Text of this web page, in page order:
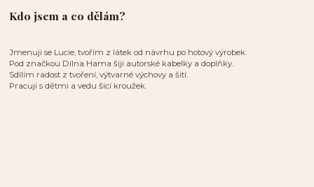
Kdo jsem a co dělám?
Jmenuji se Lucie, tvořím z látek od návrhu po hotový výrobek.
Pod značkou Dílna Hama šiji autorské kabelky a doplňky.
Sdílím radost z tvoření, výtvarné výchovy a šití.
Pracuji s dětmi a vedu šicí kroužek.